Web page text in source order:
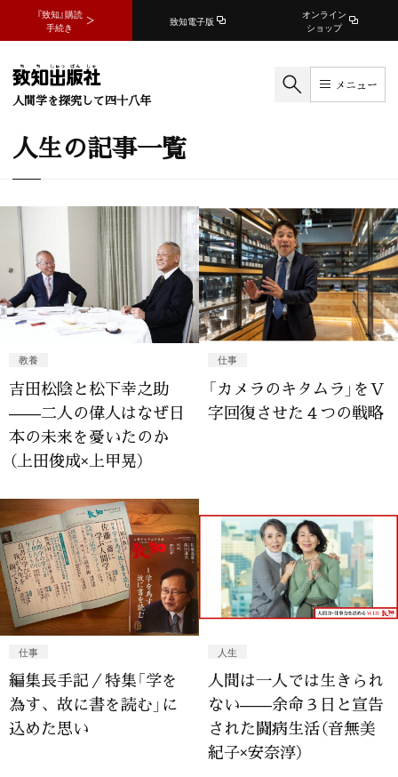
『致知』購読
手続き
致知電子版
オンライン
ショップ
人間学を探究して四十八年
メニュー
人生の記事一覧
教養
吉田松陰と松下幸之助
——二人の偉人はなぜ日
本の未来を憂いたのか
（上田俊成×上甲晃）
仕事
「カメラのキタムラ」をＶ
字回復させた４つの戦略
仕事
編集長手記／特集「学を
為す、故に書を読む」に
込めた思い
人生
人間は一人では生きられ
ない——余命３日と宣告
された闘病生活（音無美
紀子×安奈淳）